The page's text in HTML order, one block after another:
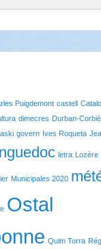
Puigdemont castell
dimecres Durban-
govern Ives Roqueta
letra Lozère
Municipales 2020
Ostal
Quim Torra